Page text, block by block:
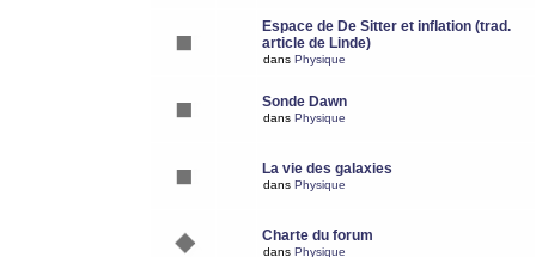
Espace de De Sitter et inflation (trad.
article de Linde)
dans Physique
Sonde Dawn
dans Physique
La vie des galaxies
dans Physique
Charte du forum
dans Physique